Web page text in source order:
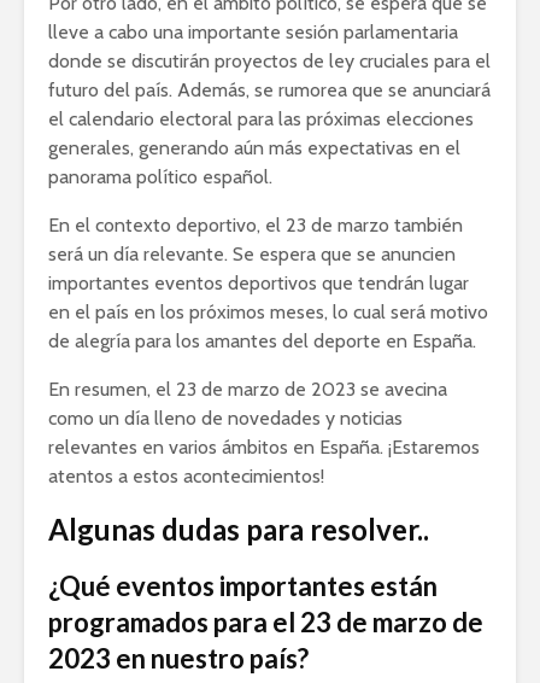
lleve a cabo una importante sesión parlamentaria
donde se discutirán proyectos de ley cruciales para el
futuro del país. Además, se rumorea que se anunciará
el calendario electoral para las próximas elecciones
generales, generando aún más expectativas en el
panorama político español.
En el contexto deportivo, el 23 de marzo también
será un día relevante. Se espera que se anuncien
importantes eventos deportivos que tendrán lugar
en el país en los próximos meses, lo cual será motivo
de alegría para los amantes del deporte en España.
En resumen, el 23 de marzo de 2023 se avecina
como un día lleno de novedades y noticias
relevantes en varios ámbitos en España. ¡Estaremos
atentos a estos acontecimientos!
Algunas dudas para resolver..
¿Qué eventos importantes están
programados para el 23 de marzo de
2023 en nuestro país?